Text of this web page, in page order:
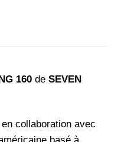
160 deSEVEN
collaboration avec